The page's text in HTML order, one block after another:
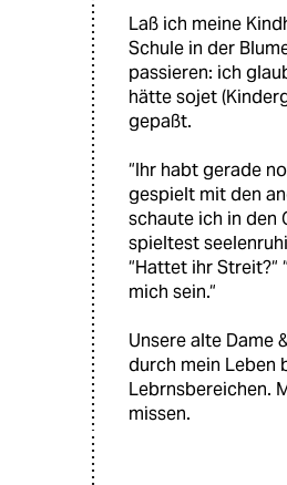
Laß ich meine
Schule in der
passieren: ich
hätte sojet
gepaßt.
“Ihr habt gerade
gespielt mit den
schaute ich in den
spieltest
“Hattet ihr Streit?“
mich sein.“
Unsere alte Dame
durch mein Leben
Lebrnsbereichen.
missen.